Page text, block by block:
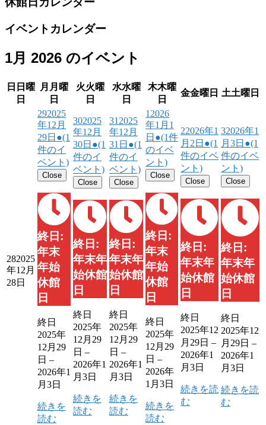
イベントカレンダー
1月 2026 のイベント
日 日曜
日
月 月曜
日
火火曜
日
水水曜
日
木木曜
日
金金曜日 土土曜日
282025
年12月
28日
292025
年12月
29日 ●(1
件のイ
ベント)
Close
終日:
年末
年始
休館
日
終日
2025年
12月29
日 –
2026年1
月3日
続きを
読む
302025
年12月
30日 ●(1
件のイ
ベント)
Close
終日:
年末年
始休館
日
終日
2025年
12月29
日 –
2026年1
月3日
続きを
読む
31 2025
年12月
31日 ●(1
件のイ
ベント)
Close
終日:
年末年
始休館
日
終日
2025年
12月29
日 –
2026年1
月3日
続きを
読む
1 2026
年1月1
日 ●(1件
のイベ
ント)
Close
終日:
年末
年始
休館
日
終日
2025年
12月29
日 –
2026年
1月3日
続きを
読む
22026年1
月2日 ●(1
件のイベ
ント)
Close
終日:
年末年
始休館
日
終日
2025年12
月29日 –
2026年1
月3日
続きを読
む
32026年1
月3日 ●(1
件のイベ
ント)
Close
終日:
年末年
始休館
日
終日
2025年12
月29日 –
2026年1
月3日
続きを読
む